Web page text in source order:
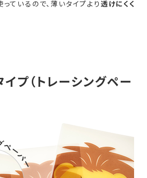
ているので、薄いタイプより 透けにくく
プ（トレーシングペー